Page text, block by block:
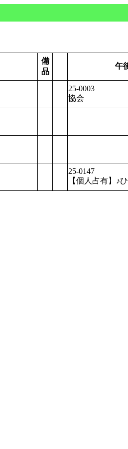
備
品
午
25-0003
協会
25-0147
【個人占有】